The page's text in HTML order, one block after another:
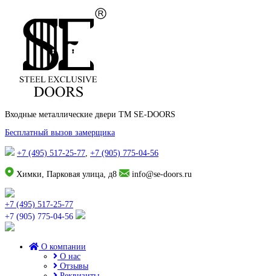
Входные металлические двери TM SE-DOORS
Бесплатный вызов замерщика
+7 (495) 517-25-77, +7 (905) 775-04-56
Химки, Парковая улица, д8 info@se-doors.ru
+7 (495) 517-25-77
+7 (905) 775-04-56
О компании
О нас
Отзывы